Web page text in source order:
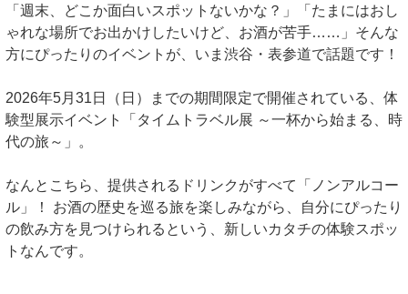
「週末、どこか面白いスポットないかな？」「たまにはおし
ゃれな場所でお出かけしたいけど、お酒が苦手……」そんな
方にぴったりのイベントが、いま渋谷・表参道で話題です！
2026年5月31日（日）までの期間限定で開催されている、体
験型展示イベント「タイムトラベル展 ～一杯から始まる、時
代の旅～」。
なんとこちら、提供されるドリンクがすべて「ノンアルコー
ル」！ お酒の歴史を巡る旅を楽しみながら、自分にぴったり
の飲み方を見つけられるという、新しいカタチの体験スポッ
トなんです。